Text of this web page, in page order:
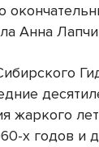
Анна
жаркого
х годов и